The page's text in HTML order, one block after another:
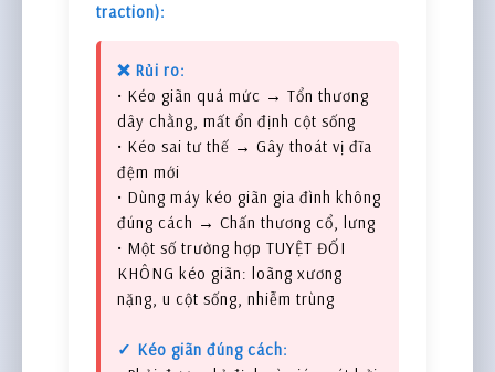
traction):
❌ Rủi ro:
• Kéo giãn quá mức → Tổn thương
dây chằng, mất ổn định cột sống
• Kéo sai tư thế → Gây thoát vị đĩa
đệm mới
• Dùng máy kéo giãn gia đình không
đúng cách → Chấn thương cổ, lưng
• Một số trường hợp TUYỆT ĐỐI
KHÔNG kéo giãn: loãng xương
nặng, u cột sống, nhiễm trùng
✓ Kéo giãn đúng cách: